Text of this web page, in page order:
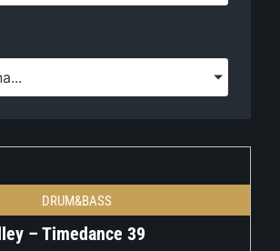
DRUM&BASS
– Timedance 39